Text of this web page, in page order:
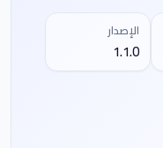
الإصدار
1.1.0